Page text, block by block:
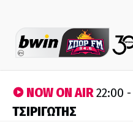
NOW ON AIR22:00
ΤΣΙΡΙΓΩΤΗΣ